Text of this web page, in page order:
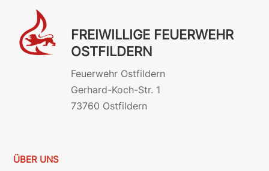
FREIWILLIGE FEUERWEHR
OSTFILDERN
Feuerwehr Ostfildern
Gerhard-Koch-Str. 1
73760 Ostfildern
ÜBER UNS